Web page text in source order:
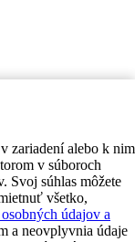
zariadení alebo k nim
v súboroch
Svoj súhlas môžete
všetko,
údajov a
a neovplyvnia údaje